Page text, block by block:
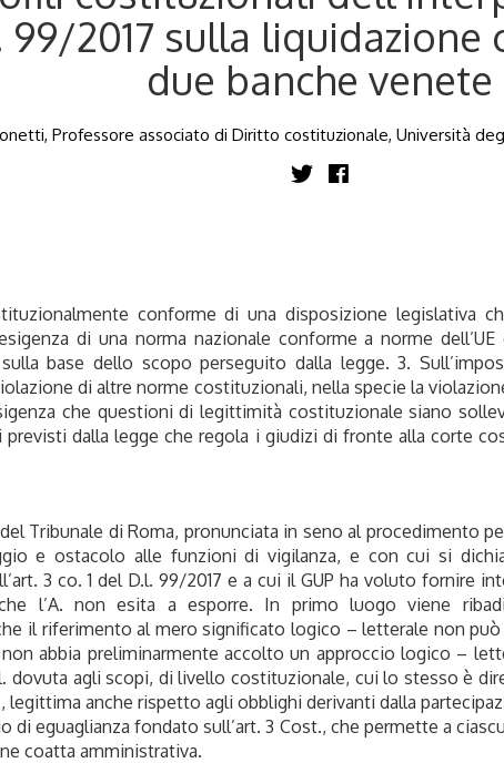
2017 sulla
due banche venete
Professore associato di Diritto costituzionale, Università
conforme di una disposizione legislativa
di una norma nazionale conforme a norme
base dello scopo perseguito dalla legge. 3.
di altre norme costituzionali, nella specie la
che questioni di legittimità costituzionale siano
dalla legge che regola i giudizi di fronte alla corte
del Tribunale di Roma, pronunciata in seno al procedimento
e ostacolo alle funzioni di vigilanza, e con cui si
3 co. 1 del D.l. 99/2017 e a cui il GUP ha voluto fornire
l’A. non esita a esporre. In primo luogo viene
il riferimento al mero significato logico – letterale non
abbia preliminarmente accolto un approccio logico –
dovuta agli scopi, di livello costituzionale, cui lo stesso è
anche rispetto agli obblighi derivanti dalla
di eguaglianza fondato sull’art. 3 Cost., che permette a
coatta amministrativa.